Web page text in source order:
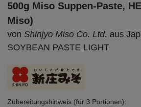
500g Miso Suppen-Paste,
Miso)
von Shinjyo Miso Co. Ltd. aus
SOYBEAN PASTE LIGHT
Zubereitungshinweis (für 3 Portionen):